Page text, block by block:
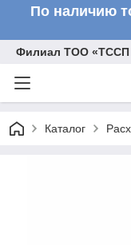
По наличию
Филиал ТОО «ТССП
Каталог